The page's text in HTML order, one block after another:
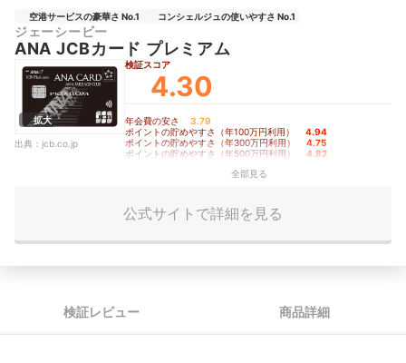
空港サービスの豪華さ No.1 コンシェルジュの使いやすさ No.1
ジェーシービー
ANA JCBカード プレミアム
拡大
出典： jcb.co.jp
検証スコア
4.30
年会費の安さ 3.79
ポイントの貯めやすさ（年100万円利用） 4.94
ポイントの貯めやすさ（年300万円利用） 4.75
ポイントの貯めやすさ（年500万円利用） 4.82
空港サービスの豪華さ
全部見る
公式サイトで詳細を見る
検証レビュー 商品詳細